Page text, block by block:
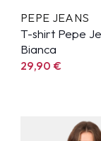
PEPE JEANS
T-shirt Pepe
Bianca
29,90€